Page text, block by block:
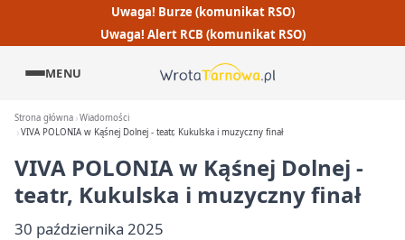
Uwaga! Burze (komunikat RSO)
Uwaga! Alert RCB (komunikat RSO)
MENU
Strona główna Wiadomości
VIVA POLONIA w Kąśnej Dolnej - teatr, Kukulska i muzyczny finał
VIVA POLONIA w Kąśnej Dolnej -
teatr, Kukulska i muzyczny finał
30 października 2025